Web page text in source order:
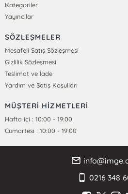
Kategoriler
Yayıncılar
SÖZLEŞMELER
Mesafeli Satış Sözleşmesi
Gizlilik Sözleşmesi
Teslimat ve İade
Yardım ve Satış Koşulları
MÜŞTERİ HİZMETLERİ
Hafta içi : 10:00 - 19:00
Cumartesi : 10:00 - 19:00
0216 348